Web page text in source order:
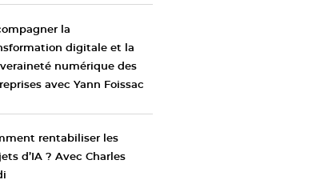
la
digitale et la
numérique des
avec Yann Foissac
rentabiliser les
d’IA ? Avec Charles